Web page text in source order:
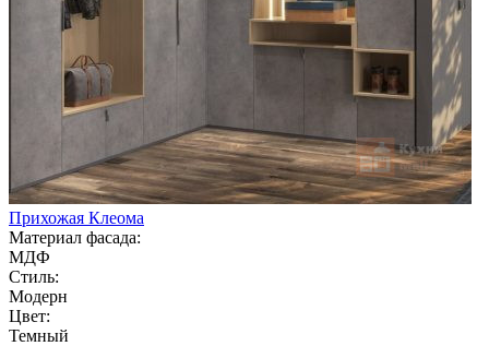
Прихожая Клеома
Материал фасада:
МДФ
Стиль:
Модерн
Цвет:
Темный